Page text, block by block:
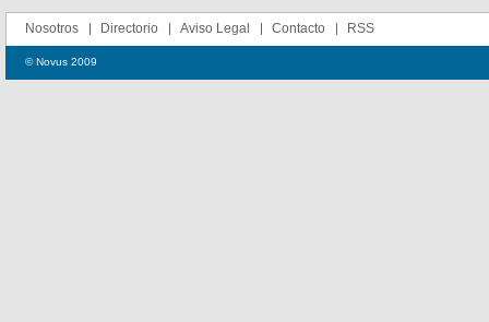
Nosotros Directorio Aviso Legal Contacto RSS
© Novus 2009